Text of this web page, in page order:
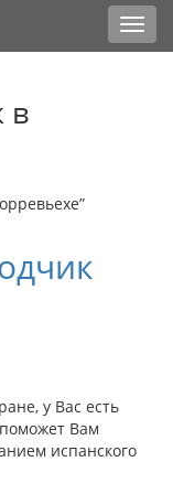
в
у Вас есть
Вам
испанского